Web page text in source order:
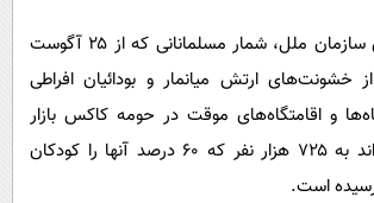
طبق آخرین گزارش سازمان ملل، شمار مسلمانانی که از ۲۵ آگوست
از خشونت‌های ارتش میانمار و بودائیان افراطی
و اقامتگاه‌های موقت در حومه کاکس بازار
بنگلادش پناه برده‌اند به ۷۲۵ هزار نفر که ۶۰ درصد آنها را کودکان
است.